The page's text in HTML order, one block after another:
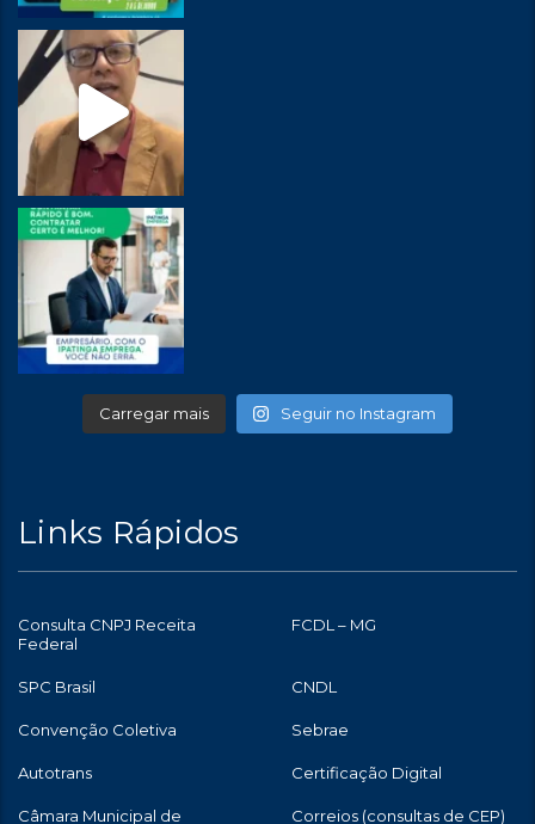
Carregar mais Seguir no Instagram
Links Rápidos
Consulta CNPJ Receita
Federal
FCDL – MG
SPC Brasil CNDL
Convenção Coletiva Sebrae
Autotrans Certificação Digital
Câmara Municipal de Correios (consultas de CEP)